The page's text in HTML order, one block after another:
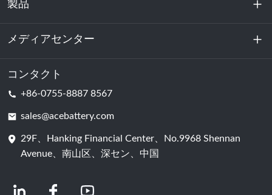
私たちに関しては
持続可能性
製品
エネルギー貯蔵
データセンターおよびサーバー室
バッテリーセル
メディアセンター
ニュース
コンタクト
+86-0755-8887 8567
sales@acebattery.com
29F、Hanking Financial Center、No.9968 Shennan
Avenue、南山区、深セン、中国